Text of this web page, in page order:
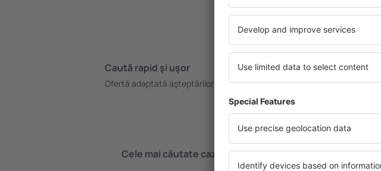
Caută rapid şi uşor
Ofertă adaptată aşteptărilor tale.
Planifică ȋn siguranţă
Rezervare fără griji cu opțiune
Cele mai căutate cazări de către utilizatorii eSky